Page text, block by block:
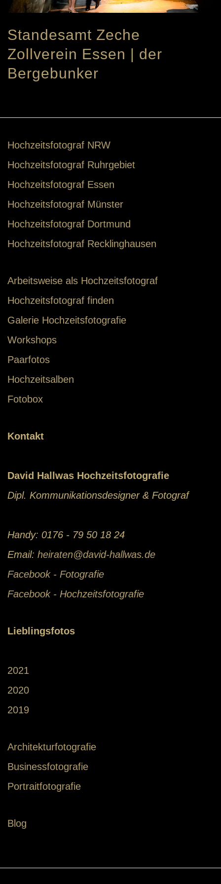
Standesamt Zeche
Zollverein Essen | der
Bergebunker
Hochzeitsfotograf NRW
Hochzeitsfotograf Ruhrgebiet
Hochzeitsfotograf Essen
Hochzeitsfotograf Münster
Hochzeitsfotograf Dortmund
Hochzeitsfotograf Recklinghausen
Arbeitsweise als Hochzeitsfotograf
Hochzeitsfotograf finden
Galerie Hochzeitsfotografie
Workshops
Paarfotos
Hochzeitsalben
Fotobox
Kontakt
David Hallwas Hochzeitsfotografie
Dipl. Kommunikationsdesigner & Fotograf
Handy: 0176 - 79 50 18 24
Email: heiraten@david-hallwas.de
Facebook - Fotografie
Facebook - Hochzeitsfotografie
Lieblingsfotos
2021
2020
2019
Architekturfotografie
Businessfotografie
Portraitfotografie
Blog